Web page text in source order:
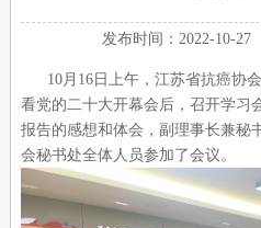
发布时间：2022-10-
10月16日上午，江苏省抗癌协
看党的二十大开幕会后，召开学习
报告的感想和体会，副理事长兼秘
会秘书处全体人员参加了会议。